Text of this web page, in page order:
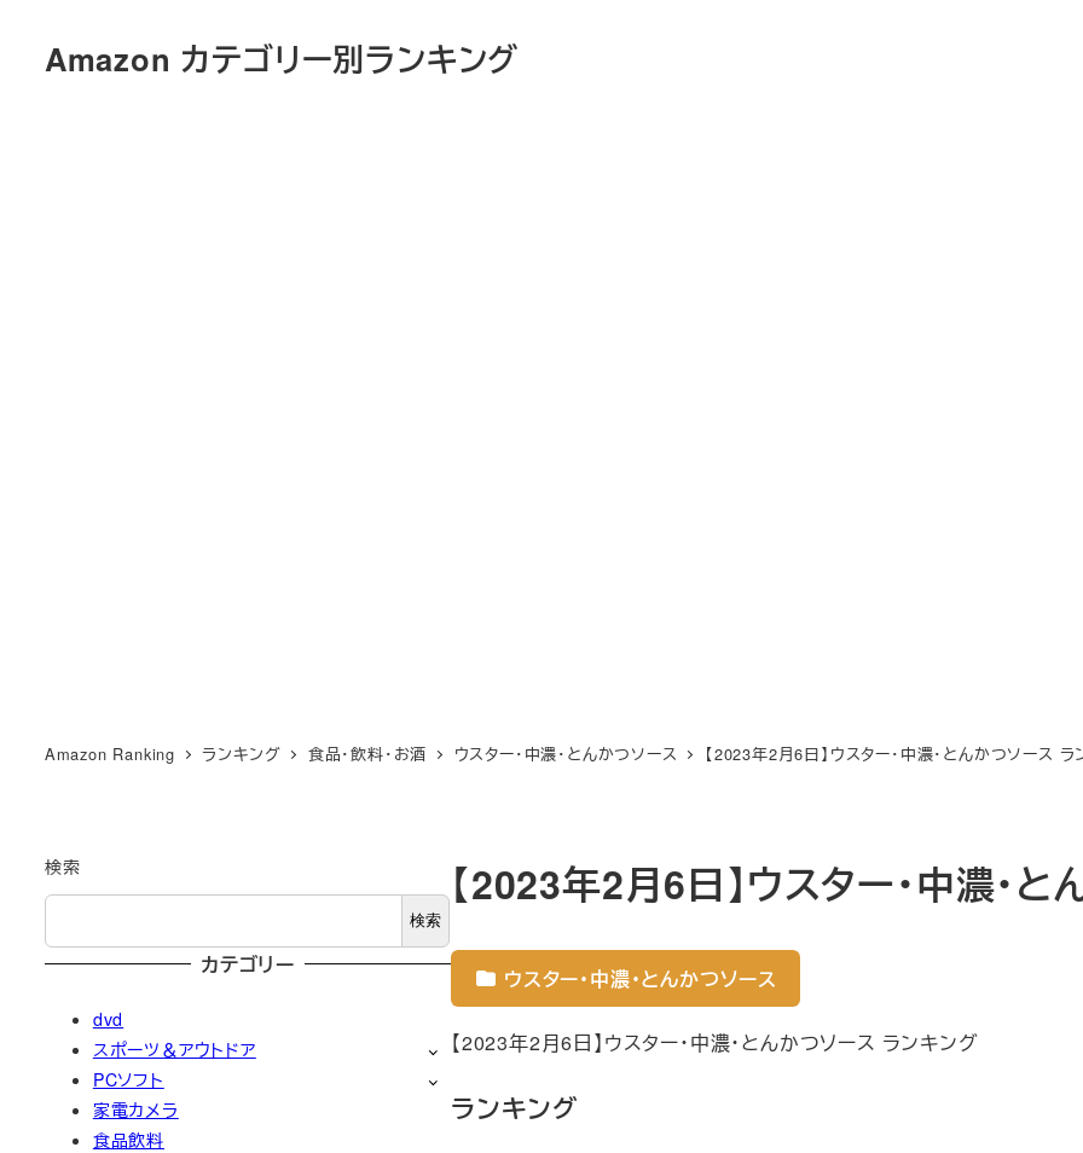
Amazon カテゴリー別ランキング
Amazon Ranking ランキング 食品・飲料・お酒 ウスター・中濃・とんかつソース 【2023年2月6日】ウスター・中濃・とんかつソース ラ
【2023年2月6日】ウスター・中濃・
ウスター・中濃・とんかつソース
【2023年2月6日】ウスター・中濃・とんかつソース ランキング
ランキング
検索
検索
カテゴリー
dvd
スポーツ＆アウトドア
PCソフト
家電カメラ
食品飲料